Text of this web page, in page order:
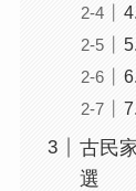
古民
選